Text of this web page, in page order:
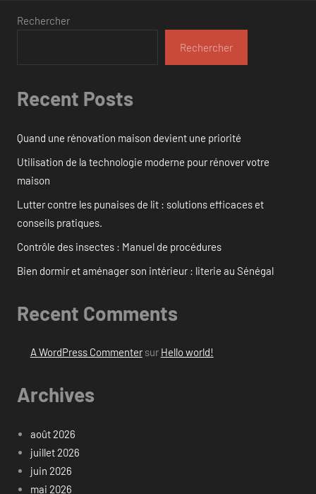
Rechercher
Rechercher
Recent Posts
Quand une rénovation maison devient une priorité
Utilisation de la technologie moderne pour rénover votre
maison
Lutter contre les punaises de lit : solutions efficaces et
conseils pratiques.
Contrôle des insectes : Manuel de procédures
Bien dormir et aménager son intérieur : literie au Sénégal
Recent Comments
A WordPress Commentersur Hello world!
Archives
août 2026
juillet 2026
juin 2026
mai 2026